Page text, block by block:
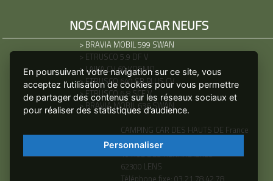
NOS CAMPING CAR NEUFS
> BRAVIA MOBIL 599 SWAN
> ETRUSCO 5.9 DF V
>LAIKA CV 60 KOSMO
>ETRUSCO 640 SB PLUS CV
>ETRUSCO 6.8 SCF V
> BRAVIA MOBIL 636 SWAN
CAMPING CAR DES HAUTS DE France
ZA DES RENARDIERES
10 RUE DES RENARDIERES
62300 LENS
Téléphone fixe: 03.21.78.42.78
En poursuivant votre navigation sur ce site, vous
acceptez l’utilisation de cookies pour vous permettre
de partager des contenus sur les réseaux sociaux et
pour réaliser des statistiques d’audience.
Personnaliser